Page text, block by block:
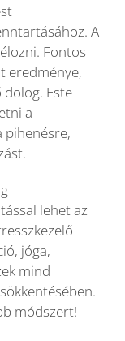
A
Fontos
eredménye,
Este
a
pihenésre,
lehet az
jóga,
mind
módszert!